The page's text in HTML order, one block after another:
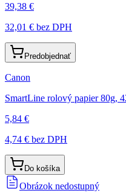
39,38 €
32,01 € bez DPH
Predobjednať
Canon
SmartLine rolový papier 80g,
5,84 €
4,74 € bez DPH
Do košíka
Obrázok nedostupný